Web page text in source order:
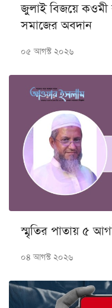
জুলাই বিজয়ে
সমাজের অবদান
০৫ আগস্ট ২০২৬
স্মৃতির পাতায় ৫
০৪ আগস্ট ২০২৬